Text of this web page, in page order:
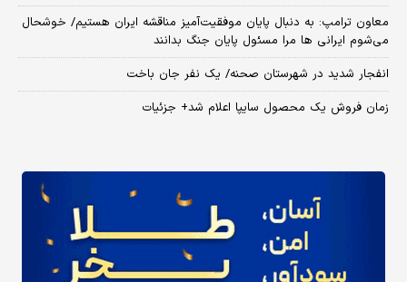
معاون ترامپ: به دنبال پایان موفقیت‌آمیز مناقشه ایران هستیم/ خوشحال
می‌شوم ایرانی ها مرا مسئول پایان جنگ بدانند
انفجار شدید در شهرستان صحنه/ یک نفر جان باخت
زمان فروش یک محصول سایپا اعلام شد+ جزئیات